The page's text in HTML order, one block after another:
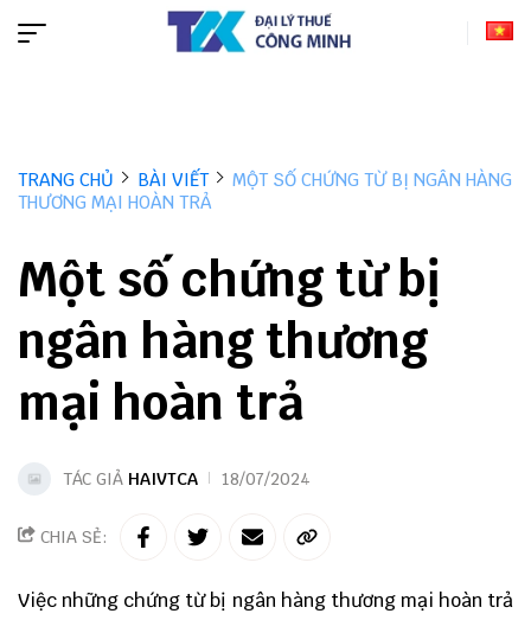
TRANG CHỦ BÀI VIẾT
MỘT SỐ CHỨNG TỪ BỊ NGÂN HÀNG
THƯƠNG MẠI HOÀN TRẢ
Một số chứng từ bị
ngân hàng thương
mại hoàn trả
TÁC GIẢ HAIVTCA 18/07/2024
CHIA SẺ:
Việc những chứng từ bị ngân hàng thương mại hoàn trả